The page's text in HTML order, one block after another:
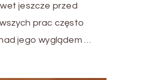
jeszcze przed
prac często
jego wyglądem …